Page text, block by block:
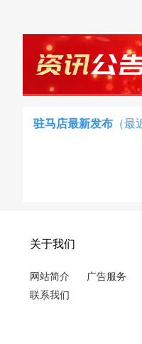
驻马店最新发布 （最
关于我们
网站简介
广告服务
联系我们